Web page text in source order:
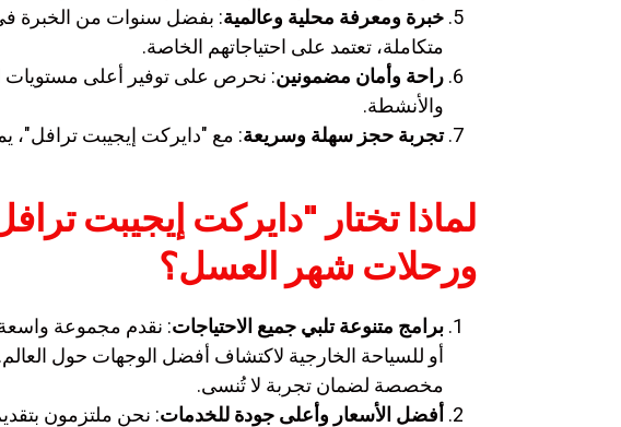
خبرة ومعرفة محلية وعالمية: بفضل سنوات من الخبرة
متكاملة، تعتمد على احتياجاتهم الخاصة.
راحة وأمان مضمونين: نحرص على توفير أعلى مستويات
والأنشطة.
تجربة حجز سهلة وسريعة: مع "دايركت إيجيبت ترافل"،
لماذا تختار "دايركت إيجيبت
ورحلات شهر العسل؟
برامج متنوعة تلبي جميع الاحتياجات: نقدم مجموعة واسعة
أو للسياحة الخارجية لاكتشاف أفضل الوجهات حول
مخصصة لضمان تجربة لا تُنسى.
أفضل الأسعار وأعلى جودة للخدمات: نحن ملتزمون